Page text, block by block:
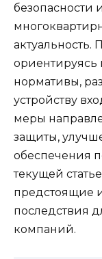
безопасности
актуальность.
ориентируясь
нормативы,
устройству
меры
защиты,
обеспечения
текущей
предстоящие
последствия
компаний.